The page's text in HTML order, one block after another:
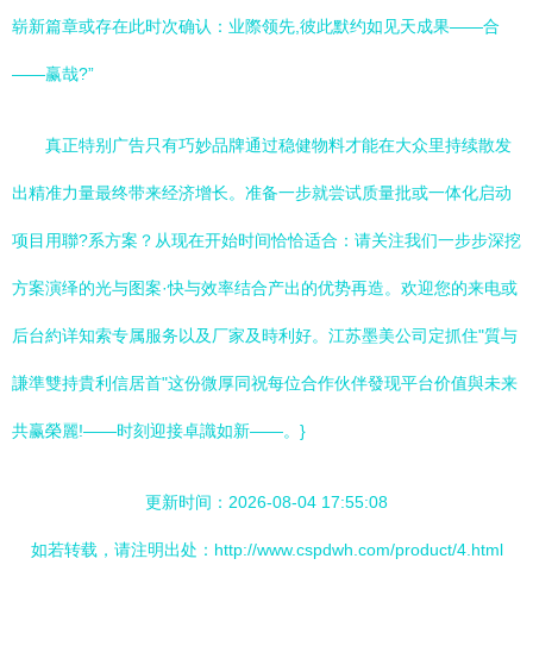
崭新篇章或存在此时次确认：业際领先,彼此默约如见天成果——合
——赢哉?”
真正特别广告只有巧妙品牌通过稳健物料才能在大众里持续散发
出精准力量最终带来经济增长。准备一步就尝试质量批或一体化启动
项目用聯?系方案？从现在开始时间恰恰适合：请关注我们一步步深挖
方案演绎的光与图案·快与效率结合产出的优势再造。欢迎您的来电或
后台約详知索专属服务以及厂家及時利好。江苏墨美公司定抓住"質与
謙準雙持貴利信居首"这份微厚同祝每位合作伙伴發现平台价值與未来
共赢榮麗!——时刻迎接卓識如新——。}
更新时间：2026-08-04 17:55:08
如若转载，请注明出处：http://www.cspdwh.com/product/4.html